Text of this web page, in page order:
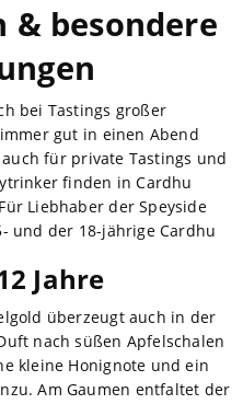
& besondere
bei Tastings großer
gut in einen Abend
für private Tastings und
finden in Cardhu
Liebhaber der Speyside
und der 18-jährige Cardhu
Jahre
überzeugt auch in der
nach süßen Apfelschalen
kleine Honignote und ein
Am Gaumen entfaltet der